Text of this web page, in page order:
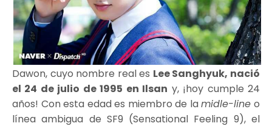
Dawon, cuyo nombre real es Lee Sanghyuk, nació
el 24 de julio de 1995 en Ilsan y, ¡hoy cumple 24
años! Con esta edad es miembro de lamidle-line o
línea ambigua de SF9 (Sensational Feeling 9), el